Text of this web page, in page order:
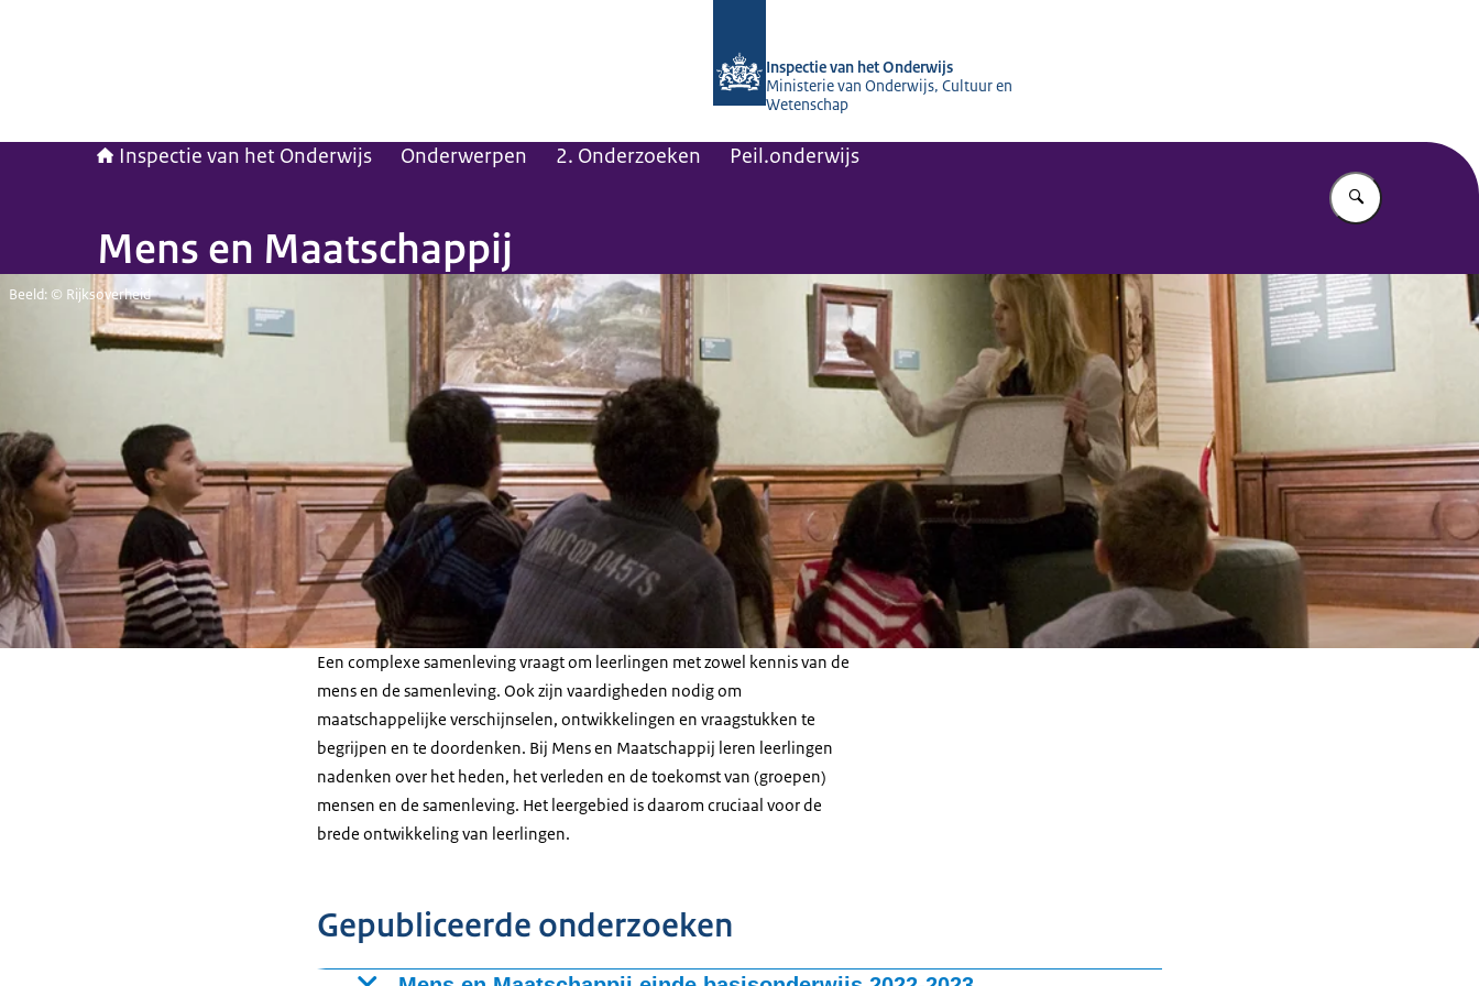
Inspectie van het Onderwijs
Ministerie van Onderwijs, Cultuur en
Wetenschap
Inspectie van het Onderwijs Onderwerpen 2. Onderzoeken Peil.onderwijs
Vul in wat u
Mens en Maatschappij
Beeld: © Rijksoverheid
Een complexe samenleving vraagt om leerlingen met zowel kennis van de
mens en de samenleving. Ook zijn vaardigheden nodig om
maatschappelijke verschijnselen, ontwikkelingen en vraagstukken te
begrijpen en te doordenken. Bij Mens en Maatschappij leren leerlingen
nadenken over het heden, het verleden en de toekomst van (groepen)
mensen en de samenleving. Het leergebied is daarom cruciaal voor de
brede ontwikkeling van leerlingen.
Gepubliceerde onderzoeken